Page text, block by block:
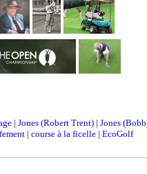
| Jones (Robert Trent) | Jones
| course à la ficelle | EcoGolf